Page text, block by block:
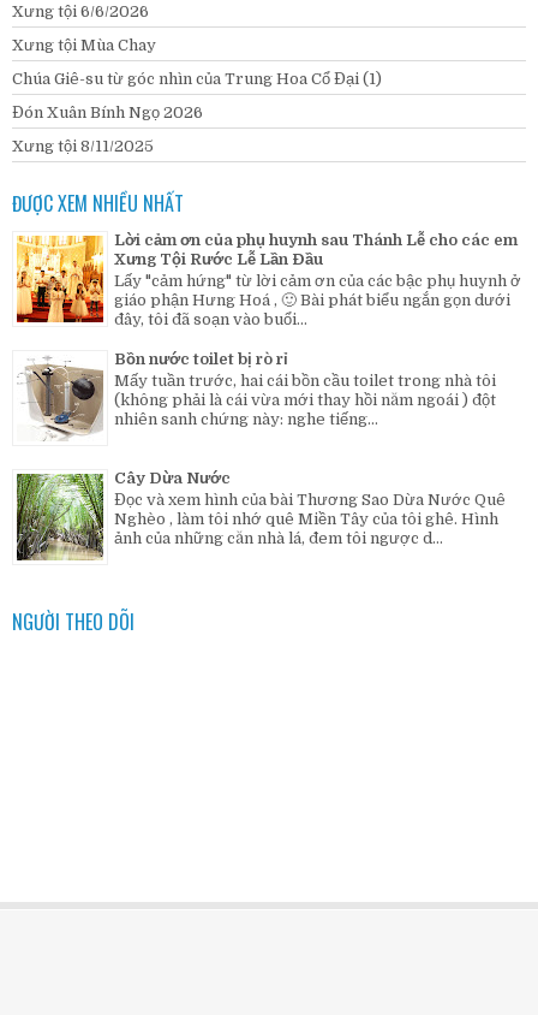
Xưng tội 6/6/2026
Xưng tội Mùa Chay
Chúa Giê-su từ góc nhìn của Trung Hoa Cổ Đại (1)
Đón Xuân Bính Ngọ 2026
Xưng tội 8/11/2025
ĐƯỢC XEM NHIỀU NHẤT
Lời cảm ơn của phụ huynh sau Thánh Lễ cho các em
Xưng Tội Rước Lễ Lần Đầu
Lấy "cảm hứng" từ lời cảm ơn của các bậc phụ huynh ở
giáo phận Hưng Hoá , 🙂 Bài phát biểu ngắn gọn dưới
đây, tôi đã soạn vào buổi...
Bồn nước toilet bị rò rỉ
Mấy tuần trước, hai cái bồn cầu toilet trong nhà tôi
(không phải là cái vừa mới thay hồi năm ngoái ) đột
nhiên sanh chứng này: nghe tiếng...
Cây Dừa Nước
Đọc và xem hình của bài Thương Sao Dừa Nước Quê
Nghèo , làm tôi nhớ quê Miền Tây của tôi ghê. Hình
ảnh của những căn nhà lá, đem tôi ngược d...
NGƯỜI THEO DÕI